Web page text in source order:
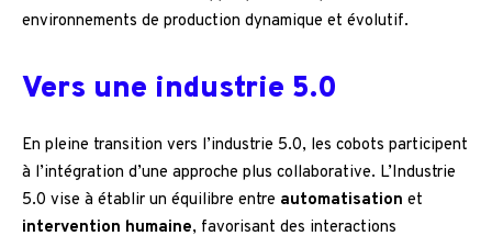
environnements de production dynamique et évolutif.
Vers une industrie 5.0
En pleine transition vers l’industrie 5.0, les cobots participent
à l’intégration d’une approche plus collaborative. L’Industrie
5.0 vise à établir un équilibre entre automatisation et
intervention humaine, favorisant des interactions